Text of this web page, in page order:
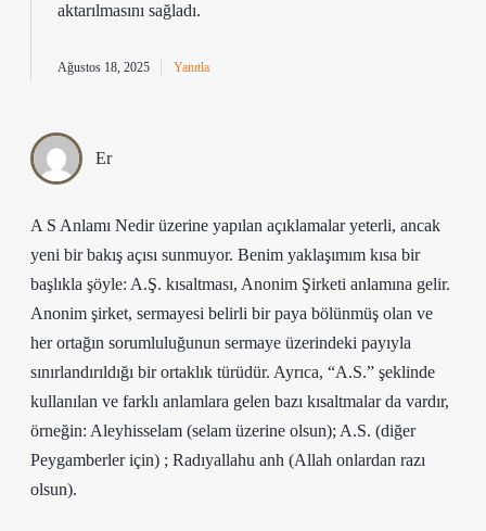
aktarılmasını sağladı.
Ağustos 18, 2025 Yanıtla
Er
A S Anlamı Nedir üzerine yapılan açıklamalar yeterli, ancak
yeni bir bakış açısı sunmuyor. Benim yaklaşımım kısa bir
başlıkla şöyle: A.Ş. kısaltması, Anonim Şirketi anlamına gelir.
Anonim şirket, sermayesi belirli bir paya bölünmüş olan ve
her ortağın sorumluluğunun sermaye üzerindeki payıyla
sınırlandırıldığı bir ortaklık türüdür. Ayrıca, “A.S.” şeklinde
kullanılan ve farklı anlamlara gelen bazı kısaltmalar da vardır,
örneğin: Aleyhisselam (selam üzerine olsun); A.S. (diğer
Peygamberler için) ; Radıyallahu anh (Allah onlardan razı
olsun).